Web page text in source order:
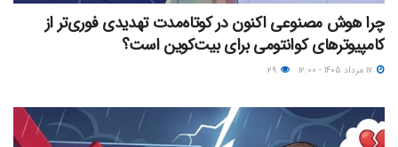
چرا هوش مصنوعی اکنون در کوتاه‌مدت تهدیدی فوری‌تر از
کامپیوترهای کوانتومی برای بیت‌کوین است؟